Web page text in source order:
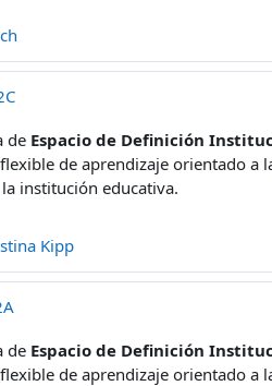
de Espacio de Definición
de aprendizaje orientado a
institución educativa.
Kipp
de Espacio de Definición
de aprendizaje orientado a